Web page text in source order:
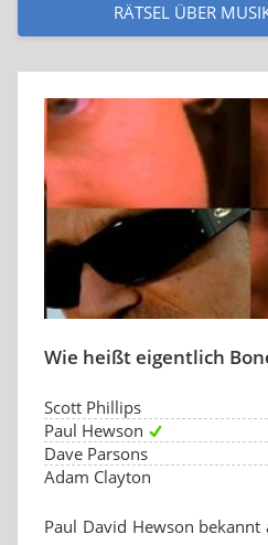
RÄTSEL ÜBER
Wie heißt eigentlich
Scott Phillips
Paul Hewson
Dave Parsons
Adam Clayton
Paul David Hewson